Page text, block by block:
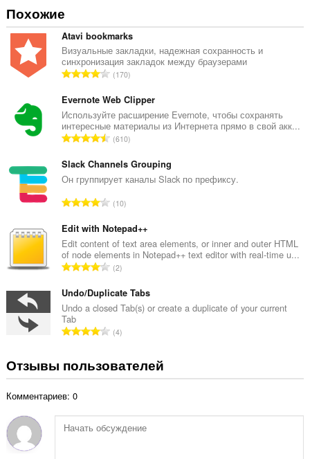
Похожие
Atavi bookmarks
Визуальные закладки, надежная сохранность и
синхронизация закладок между браузерами
В
е
г
о
о
е
н
о
к
:
170
Evernote Web Clipper
Используйте расширение Evernote, чтобы сохранять
интересные материалы из Интернета прямо в свой акк...
В
е
г
о
е
н
о
к
:
610
Slack Channels Grouping
Он группирует каналы Slack по префиксу.
В
е
г
о
о
е
н
о
к
10
Edit with Notepad++
Edit content of text area elements, or inner and outer HTML
of node elements in Notepad++ text editor with real-time u...
В
е
г
о
е
н
:
2
Undo/Duplicate Tabs
Undo a closed Tab(s) or create a duplicate of your current
Tab
В
г
ц
е
4
Отзывы пользователей
Комментариев: 0